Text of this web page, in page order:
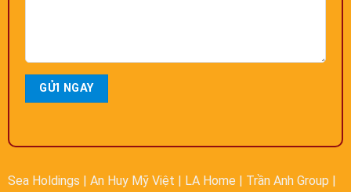
Sea Holdings An Huy Mỹ Việt LA Home Trần Anh Group